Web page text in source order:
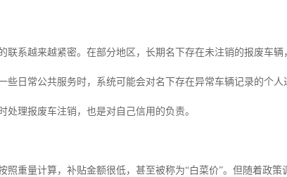
系越来越紧密。在部分地区，长期名下存在未注销的报废车辆
日常公共服务时，系统可能会对名下存在异常车辆记录的个人
理报废车注销，也是对自己信用的负责。
重量计算，补贴金额很低，甚至被称为“白菜价”。但随着政策